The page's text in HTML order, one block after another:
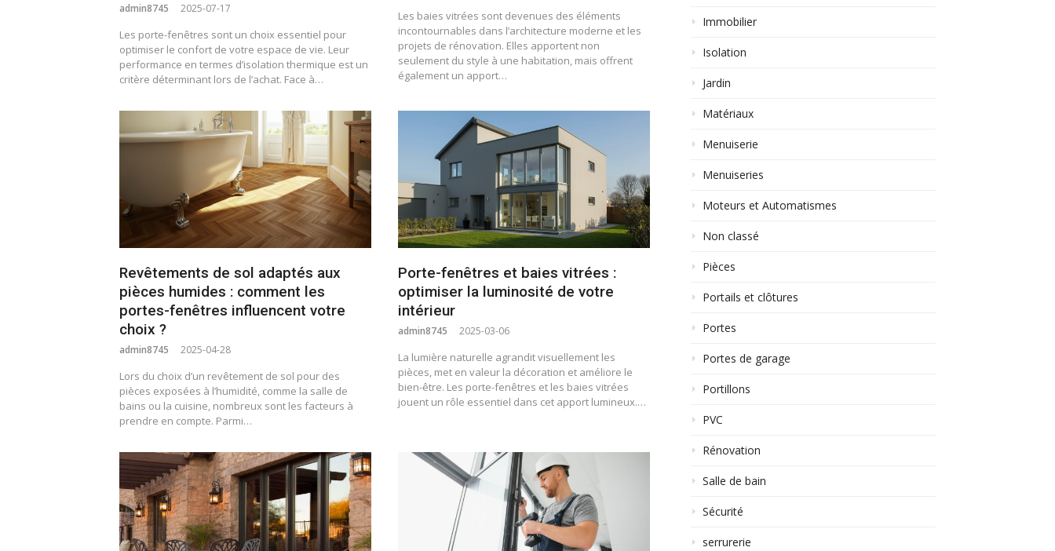
admin8745 2025-07-17
Les porte-fenêtres sont un choix essentiel pour
optimiser le confort de votre espace de vie. Leur
performance en termes d’isolation thermique est un
critère déterminant lors de l’achat. Face à…
Les baies vitrées sont devenues des éléments
incontournables dans l’architecture moderne et les
projets de rénovation. Elles apportent non
seulement du style à une habitation, mais offrent
également un apport…
Revêtements de sol adaptés aux
pièces humides : comment les
portes-fenêtres influencent votre
choix ?
admin8745 2025-04-28
Lors du choix d’un revêtement de sol pour des
pièces exposées à l’humidité, comme la salle de
bains ou la cuisine, nombreux sont les facteurs à
prendre en compte. Parmi…
Porte-fenêtres et baies vitrées :
optimiser la luminosité de votre
intérieur
admin8745 2025-03-06
La lumière naturelle agrandit visuellement les
pièces, met en valeur la décoration et améliore le
bien-être. Les porte-fenêtres et les baies vitrées
jouent un rôle essentiel dans cet apport lumineux.…
Immobilier
Isolation
Jardin
Matériaux
Menuiserie
Menuiseries
Moteurs et Automatismes
Non classé
Pièces
Portails et clôtures
Portes
Portes de garage
Portillons
PVC
Rénovation
Salle de bain
Sécurité
serrurerie